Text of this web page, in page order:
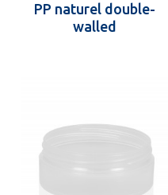
PP naturel double-
walled